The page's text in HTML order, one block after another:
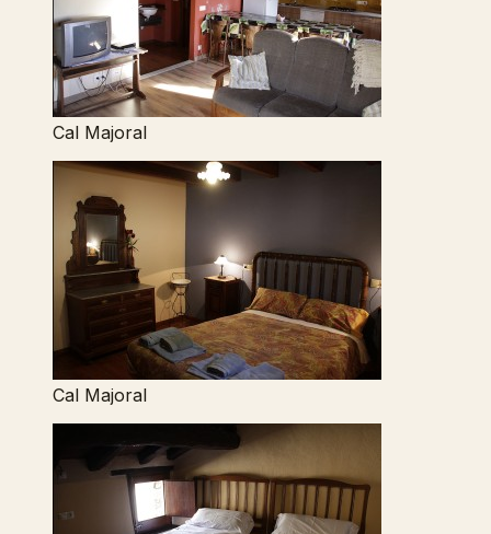
Cal Majoral
Cal Majoral